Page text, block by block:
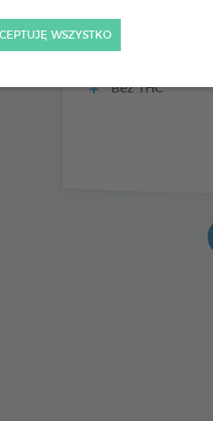
WSZYSTKOKorzystne
Bez THC